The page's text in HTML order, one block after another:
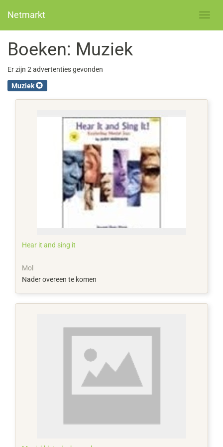
Netmarkt
Boeken: Muziek
Er zijn 2 advertenties gevonden
Muziek
Hear it and sing it
Mol
Nader overeen te komen